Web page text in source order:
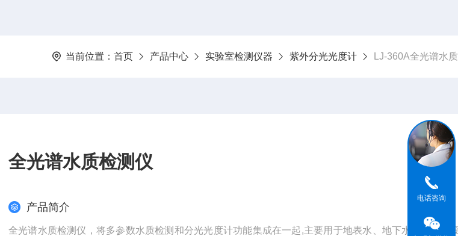
当前位置： 首页 产品中心 实验室检测仪器 紫外分光光度计 LJ-360A全光谱水
全光谱水质检测仪
产品简介
全光谱水质检测仪，将多参数水质检测和分光光度计功能集成在一起,主要用于地表水、地下水、污水和
电话咨询